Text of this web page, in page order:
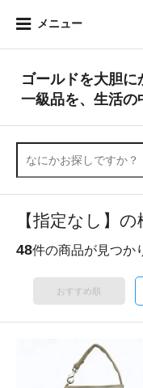
メニュー
ゴールドを大胆
一級品を、生活の
【指定なし】
48件の商品が見つか
おすすめ順